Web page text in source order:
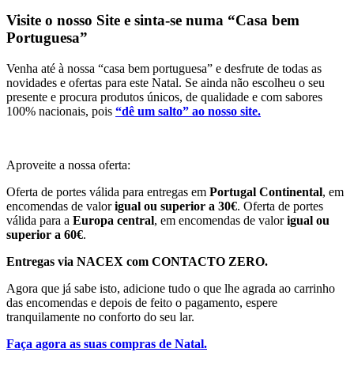
Visite o nosso Site e sinta-se numa “Casa bem
Portuguesa”
Venha até à nossa “casa bem portuguesa” e desfrute de todas as
novidades e ofertas para este Natal. Se ainda não escolheu o seu
presente e procura produtos únicos, de qualidade e com sabores
100% nacionais, pois “dê um salto” ao nosso site.
Aproveite a nossa oferta:
Oferta de portes válida para entregas em Portugal Continental, em
encomendas de valorigual ou superior a 30€. Oferta de portes
válida para a Europa central, em encomendas de valorigual ou
superior a 60€.
Entregas via NACEX com CONTACTO ZERO.
Agora que já sabe isto, adicione tudo o que lhe agrada ao carrinho
das encomendas e depois de feito o pagamento, espere
tranquilamente no conforto do seu lar.
Faça agora as suas compras de Natal.